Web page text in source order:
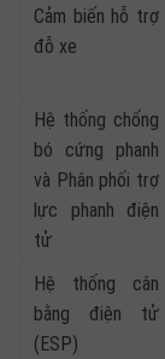
Cảm biến hỗ trợ
đỗ xe
Hệ thống chống
bó cứng phanh
và Phân phối trợ
lực phanh điện
tử
Hệ thống cân
bằng điện tử
(ESP)